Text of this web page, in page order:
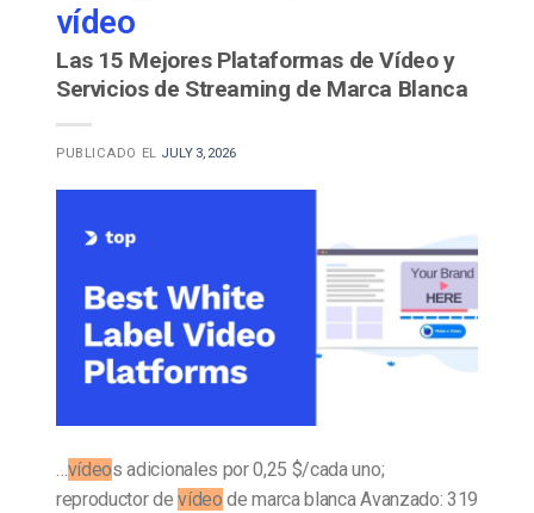
vídeo
Las 15 Mejores Plataformas de Vídeo y
Servicios de Streaming de Marca Blanca
PUBLICADO EL JULY 3, 2026
…vídeos adicionales por 0,25 $/cada uno;
reproductor devídeo de marca blanca Avanzado: 319